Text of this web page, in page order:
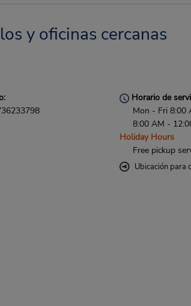
y oficinas cercanas
Horario de
Mon - Fri 8:00
8:00 AM -
Holiday Hours
Free pickup
Ubicación para